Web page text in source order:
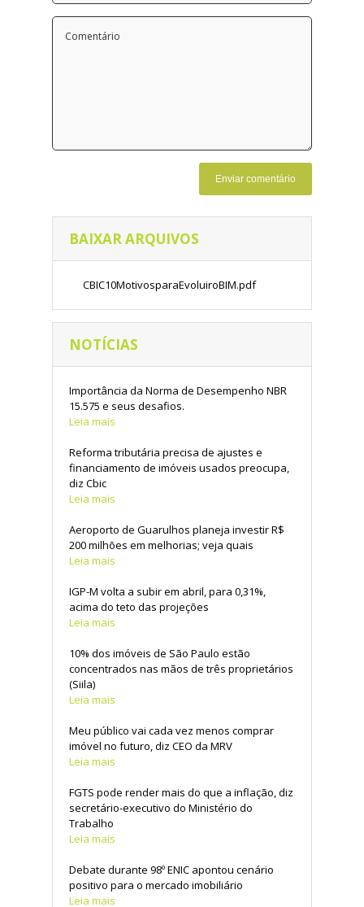
BAIXAR ARQUIVOS
CBIC10MotivosparaEvoluiroBIM.pdf
NOTÍCIAS
Importância da Norma de Desempenho NBR
15.575 e seus desafios.
Leia mais
Reforma tributária precisa de ajustes e
financiamento de imóveis usados preocupa,
diz Cbic
Leia mais
Aeroporto de Guarulhos planeja investir R$
200 milhões em melhorias; veja quais
Leia mais
IGP-M volta a subir em abril, para 0,31%,
acima do teto das projeções
Leia mais
10% dos imóveis de São Paulo estão
concentrados nas mãos de três proprietários
(Siila)
Leia mais
Meu público vai cada vez menos comprar
imóvel no futuro, diz CEO da MRV
Leia mais
FGTS pode render mais do que a inflação, diz
secretário-executivo do Ministério do
Trabalho
Leia mais
Debate durante 98º ENIC apontou cenário
positivo para o mercado imobiliário
Leia mais